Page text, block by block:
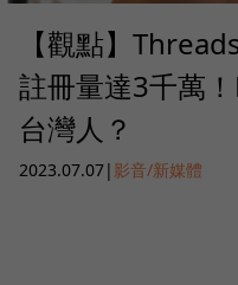
【觀點】
註冊量達3千萬
台灣人？
2023.07.07| 影音/新媒體